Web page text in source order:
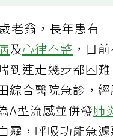
老翁，長年患有
及心律不整 ，日
到連走幾步都困
綜合醫院急診，
A型流感並併發肺
霧，呼吸功能急